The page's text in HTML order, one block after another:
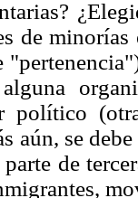
de
político
aún, se
de